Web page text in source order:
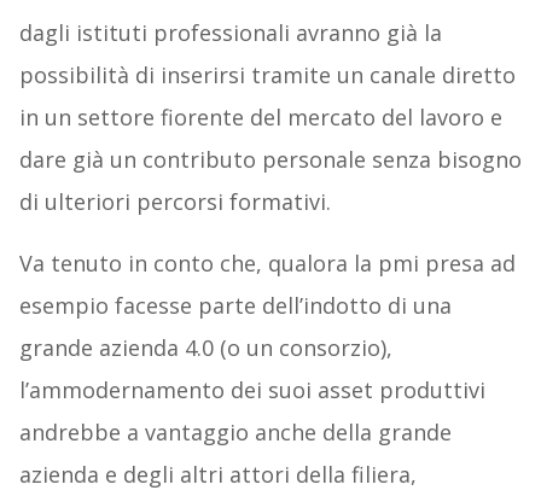
dagli istituti professionali avranno già la
possibilità di inserirsi tramite un canale diretto
in un settore fiorente del mercato del lavoro e
dare già un contributo personale senza bisogno
di ulteriori percorsi formativi.
Va tenuto in conto che, qualora la pmi presa ad
esempio facesse parte dell’indotto di una
grande azienda 4.0 (o un consorzio),
l’ammodernamento dei suoi asset produttivi
andrebbe a vantaggio anche della grande
azienda e degli altri attori della filiera,